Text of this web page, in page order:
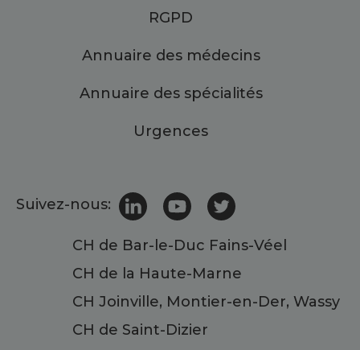
RGPD
Annuaire des médecins
Annuaire des spécialités
Urgences
Suivez-nous:
CH de Bar-le-Duc Fains-Véel
CH de la Haute-Marne
CH Joinville, Montier-en-Der, Wassy
CH de Saint-Dizier